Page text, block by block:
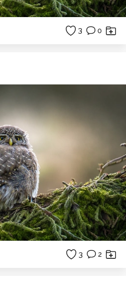
3 0
3 2